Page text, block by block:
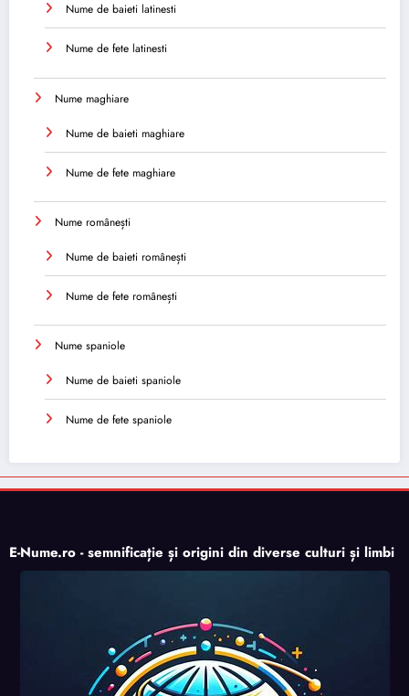
Nume de baieti latinesti
Nume de fete latinesti
Nume maghiare
Nume de baieti maghiare
Nume de fete maghiare
Nume românești
Nume de baieti românești
Nume de fete românești
Nume spaniole
Nume de baieti spaniole
Nume de fete spaniole
E-Nume.ro - semnificație și origini din diverse culturi și limbi